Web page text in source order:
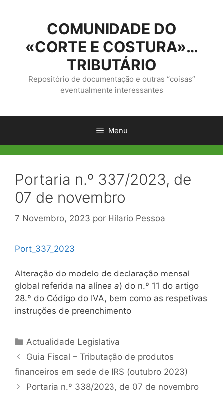
conteúdo
COMUNIDADE DO
«CORTE E COSTURA»…
TRIBUTÁRIO
Repositório de documentação e outras “coisas”
eventualmente interessantes
Menu
Portaria n.º 337/2023, de
07 de novembro
7 Novembro, 2023 por Hilario Pessoa
Port_337_2023
Alteração do modelo de declaração mensal
global referida na alínea a) do n.º 11 do artigo
28.º do Código do IVA, bem como as respetivas
instruções de preenchimento
Categorias
Actualidade Legislativa
Navegação
de
Guia Fiscal – Tributação de produtos
financeiros em sede de IRS (outubro 2023)
Portaria n.º 338/2023, de 07 de novembro